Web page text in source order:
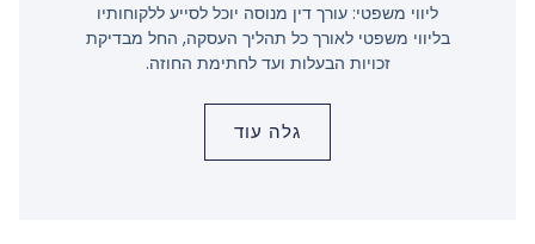
ליווי משפטי: עורך דין מנוסה יוכל לסייע ללקוחותיו
בליווי משפטי לאורך כל תהליך העסקה, החל מבדיקת
זכויות הבעלות ועד לחתימת החוזה.
גלה עוד